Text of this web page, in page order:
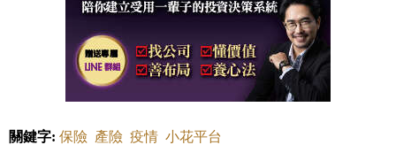
關鍵字: 保險 產險 疫情 小花平台